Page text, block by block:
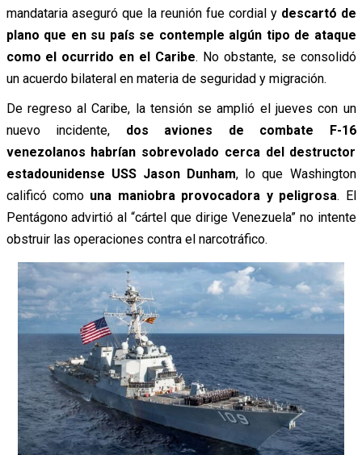
mandataria aseguró que la reunión fue cordial ydescartó de
plano que en su país se contemple algún tipo de ataque
como el ocurrido en el Caribe. No obstante, se consolidó
un acuerdo bilateral en materia de seguridad y migración.
De regreso al Caribe, la tensión se amplió el jueves con un
nuevo incidente, dos aviones de combate F-16
venezolanos habrían sobrevolado cerca del destructor
estadounidense USS Jason Dunham, lo que Washington
calificó como una maniobra provocadora y peligrosa. El
Pentágono advirtió al “cártel que dirige Venezuela” no intente
obstruir las operaciones contra el narcotráfico.